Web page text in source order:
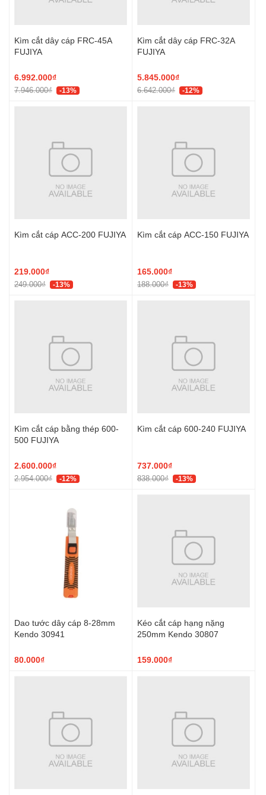
Kìm cắt dây cáp FRC-45A
FUJIYA
6.992.000₫
7.946.000₫ -13%
Kìm cắt dây cáp FRC-32A
FUJIYA
5.845.000₫
6.642.000₫ -12%
Kìm cắt cáp ACC-200 FUJIYA
219.000₫
249.000₫ -13%
Kìm cắt cáp ACC-150 FUJIYA
165.000₫
188.000₫ -13%
Kìm cắt cáp bằng thép 600-
500 FUJIYA
2.600.000₫
2.954.000₫ -12%
Kìm cắt cáp 600-240 FUJIYA
737.000₫
838.000₫ -13%
Dao tước dây cáp 8-28mm
Kendo 30941
80.000₫
Kéo cắt cáp hạng nặng
250mm Kendo 30807
159.000₫